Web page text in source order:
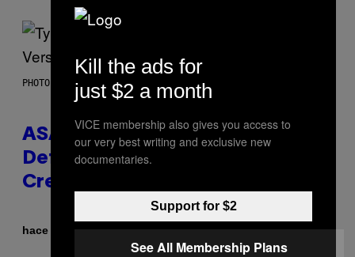
PHOTO BY MONICA SCHIPPER/GETTY IMAGES
ASAP Rocky Seemingly Gives
Definitive Answer on Tyler, The
Creator’s Sexuality
hace 1 horaPorStephen Andrew Galiher
Kill the ads for
just $2 a month
VICE membership also gives you access to
our very best writing and exclusive new
documentaries.
Support for $2
See All Membership Plans